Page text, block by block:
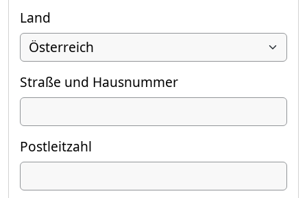
Land
Straße und Hausnummer
Postleitzahl